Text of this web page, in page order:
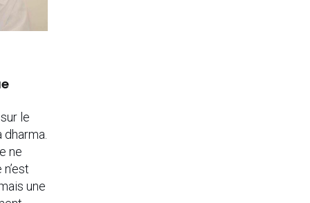
le
dharma.
ne
une